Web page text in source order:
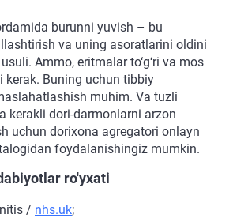
burunni yuvish – bu
va uning asoratlarini oldini
Ammo, eritmalar to‘g‘ri va mos
kerak. Buning uchun tibbiy
muhim. Va tuzli
kerakli dori-darmonlarni arzon
uchun dorixona agregatori onlayn
foydalanishingiz mumkin.
ro'yxati
/ nhs.uk;